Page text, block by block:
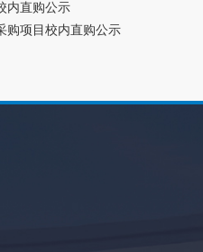
内直购公示
购项目校内直购公示